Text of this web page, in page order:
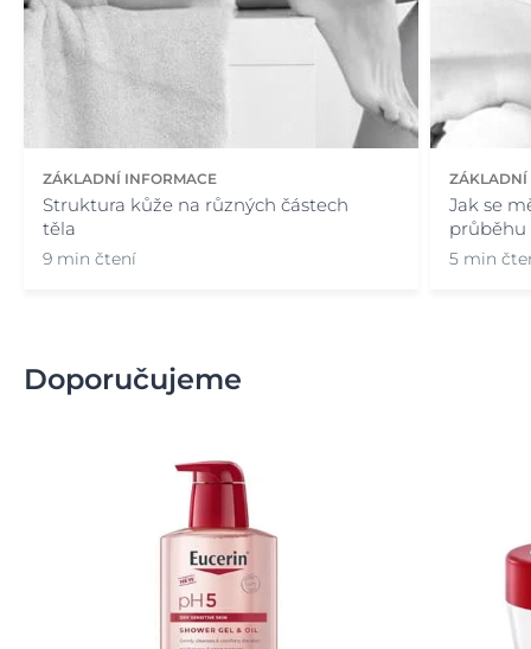
ZÁKLADNÍ INFORMACE
Struktura kůže na různých částech
těla
9 min čtení
ZÁKLADNÍ
Jak se
průběhu
5 min
Doporučujeme